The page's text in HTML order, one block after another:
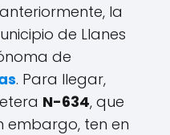
la
de Llanes
de
. Para llegar,
N-634, que
embargo, ten en